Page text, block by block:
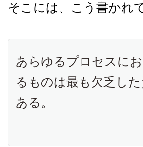
そこには、こう書かれ
あらゆるプロセスに
るものは最も欠乏し
ある。